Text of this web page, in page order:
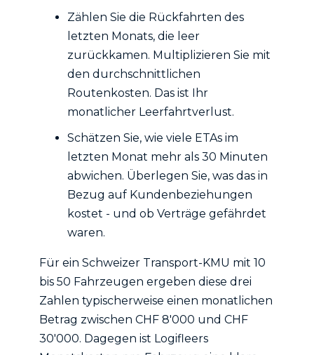
Zählen Sie die Rückfahrten des
letzten Monats, die leer
zurückkamen. Multiplizieren Sie mit
den durchschnittlichen
Routenkosten. Das ist Ihr
monatlicher Leerfahrtverlust.
Schätzen Sie, wie viele ETAs im
letzten Monat mehr als 30 Minuten
abwichen. Überlegen Sie, was das in
Bezug auf Kundenbeziehungen
kostet - und ob Verträge gefährdet
waren.
Für ein Schweizer Transport-KMU mit 10
bis 50 Fahrzeugen ergeben diese drei
Zahlen typischerweise einen monatlichen
Betrag zwischen CHF 8'000 und CHF
30'000. Dagegen ist Logifleers